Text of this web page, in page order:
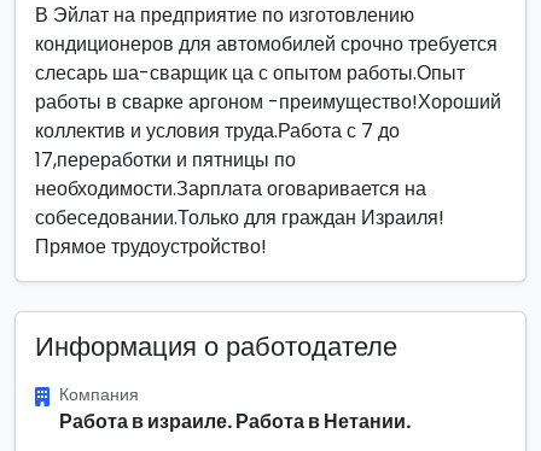
В Эйлат на предприятие по изготовлению
кондиционеров для автомобилей срочно требуется
слесарь ша-сварщик ца с опытом работы.Опыт
работы в сварке аргоном -преимущество!Хороший
коллектив и условия труда.Работа с 7 до
17,переработки и пятницы по
необходимости.Зарплата оговаривается на
собеседовании.Только для граждан Израиля!
Прямое трудоустройство!
Информация о работодателе
Компания
Работа в израиле. Работа в Нетании.